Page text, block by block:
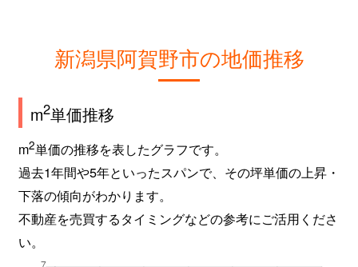
新潟県阿賀野市の地価推移
m2単価推移
m2単価の推移を表したグラフです。
過去1年間や5年といったスパンで、その坪単価の上昇・
下落の傾向がわかります。
不動産を売買するタイミングなどの参考にご活用くださ
い。